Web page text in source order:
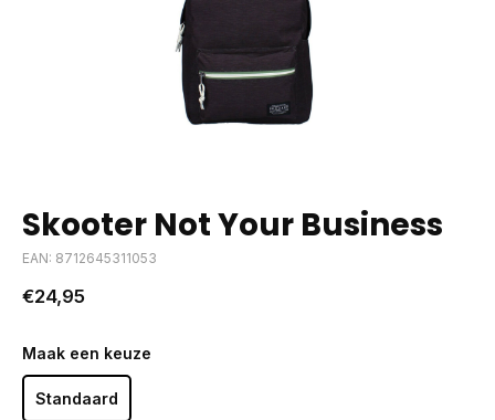
Skooter Not Your Business
EAN: 8712645311053
€24,95
Maak een keuze
Standaard